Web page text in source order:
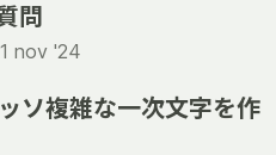
問
nov '24
ソ複雑な一次文字を作